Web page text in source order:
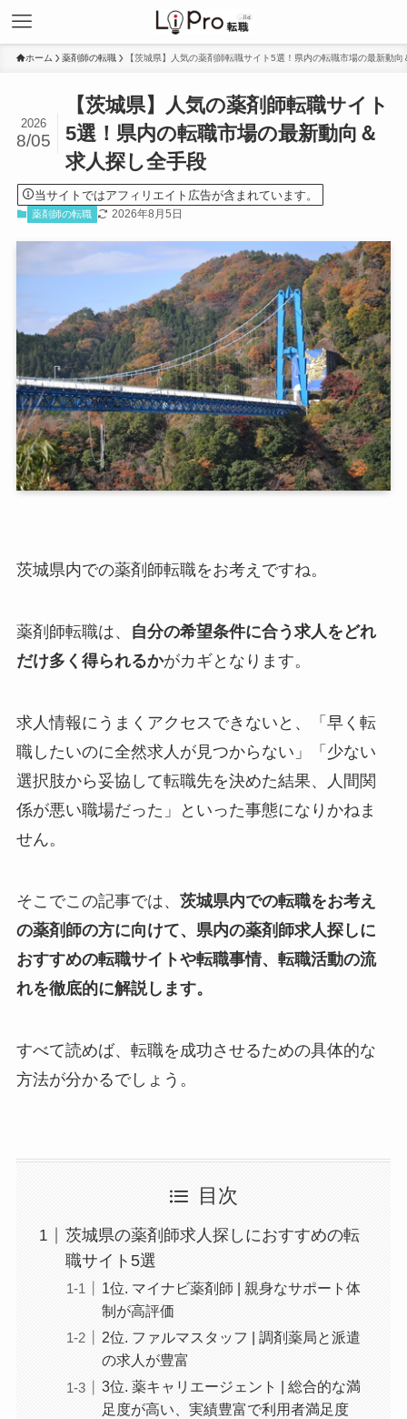
ホーム 薬剤師の転職 【茨城県】人気の薬剤師転職サイト5選！県内の転職市場の最新動
【茨城県】人気の薬剤師転職サイト
5選！県内の転職市場の最新動向＆
求人探し全手段
2026
8/05
当サイトではアフィリエイト広告が含まれています。
薬剤師の転職 2026年8月5日
茨城県内での薬剤師転職をお考えですね。
薬剤師転職は、
自分の希望条件に合う求人をどれ
だけ多く得られるかがカギとなります。
求人情報にうまくアクセスできないと、「早く転
職したいのに全然求人が見つからない」「少ない
選択肢から妥協して転職先を決めた結果、人間関
係が悪い職場だった」といった事態になりかねま
せん。
そこでこの記事では、 茨城県内での転職をお考え
の薬剤師の方に向けて、県内の薬剤師求人探しに
おすすめの転職サイトや転職事情、転職活動の流
れを徹底的に解説します。
すべて読めば、転職を成功させるための具体的な
方法が分かるでしょう。
目次
茨城県の薬剤師求人探しにおすすめの転
職サイト5選
1位. マイナビ薬剤師 | 親身なサポート体
制が高評価
2位. ファルマスタッフ | 調剤薬局と派遣
の求人が豊富
3位. 薬キャリエージェント | 総合的な満
足度が高い、実績豊富で利用者満足度